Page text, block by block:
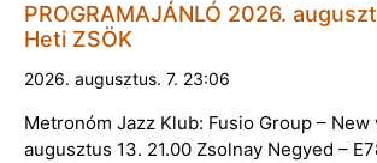
PROGRAMAJÁNLÓ 2026.
Heti ZSÖK
2026. augusztus. 7. 23:06
Metronóm Jazz Klub: Fusio Group – New
augusztus 13. 21.00 Zsolnay Negyed –